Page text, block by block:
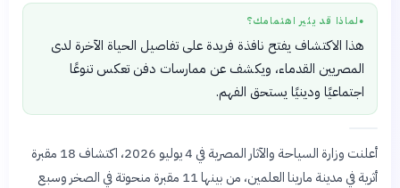
● لماذا قد يثير اهتمامك؟
هذا الاكتشاف يفتح نافذة فريدة على تفاصيل الحياة الآخرة لدى
المصريين القدماء، ويكشف عن ممارسات دفن تعكس تنوعًا
اجتماعيًا ودينيًا يستحق الفهم.
أعلنت وزارة السياحة والآثار المصرية في 4 يوليو 2026، اكتشاف 18 مقبرة
أثرية في مدينة مارينا العلمين، من بينها 11 مقبرة منحوتة في الصخر وسبع